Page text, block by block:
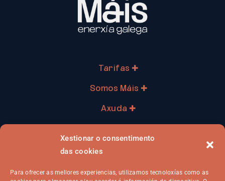
Xestionar o consentimento
das cookies
Para ofrecer as mellores experiencias, utilizamos tecnoloxías como as
Tarifas ✚
Somos Máis ✚
Axuda ✚
Xa son cliente ✚